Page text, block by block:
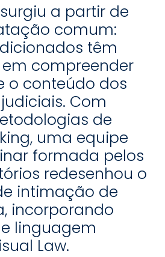
a partir de
comum:
têm
compreender
o conteúdo dos
Com
de
uma equipe
formada pelos
redesenhou o
intimação de
incorporando
linguagem
Law.